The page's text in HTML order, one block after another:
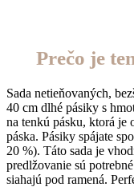
Prečo je
Sada netieňovaných,
40 cm dlhé pásiky s
na tenkú pásku, ktorá
páska. Pásiky spájate
20 %). Táto sada je
predlžovanie sú
siahajú pod ramená.